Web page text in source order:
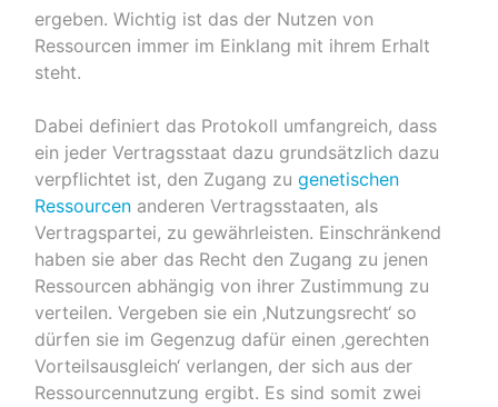
ergeben. Wichtig ist das der Nutzen von
Ressourcen immer im Einklang mit ihrem Erhalt
steht.
Dabei definiert das Protokoll umfangreich, dass
ein jeder Vertragsstaat dazu grundsätzlich dazu
verpflichtet ist, den Zugang zugenetischen
Ressourcen anderen Vertragsstaaten, als
Vertragspartei, zu gewährleisten. Einschränkend
haben sie aber das Recht den Zugang zu jenen
Ressourcen abhängig von ihrer Zustimmung zu
verteilen. Vergeben sie ein ‚Nutzungsrecht‘ so
dürfen sie im Gegenzug dafür einen ‚gerechten
Vorteilsausgleich‘ verlangen, der sich aus der
Ressourcennutzung ergibt. Es sind somit zwei